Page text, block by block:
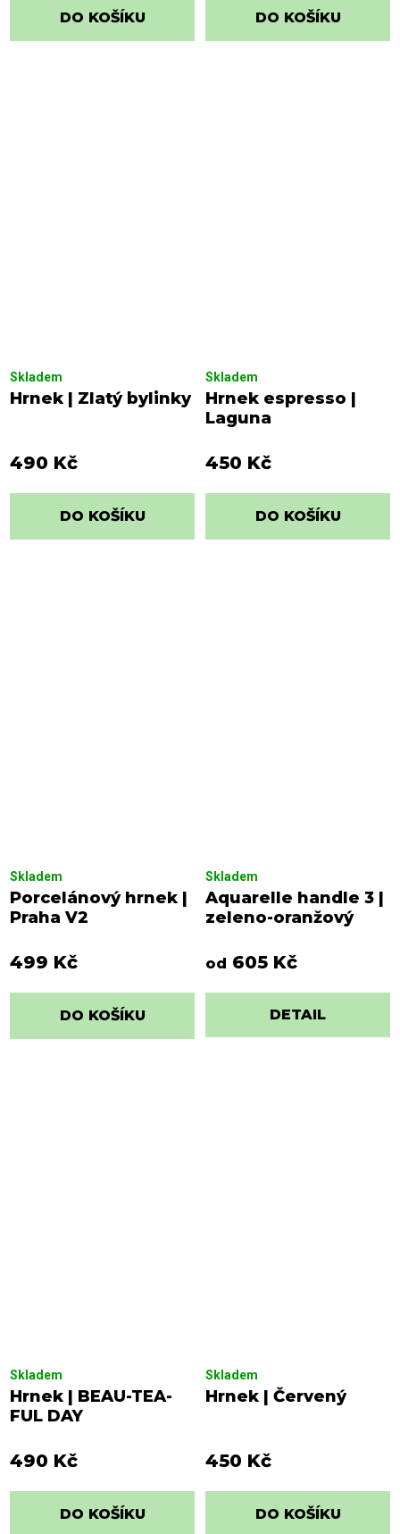
DO KOŠÍKU DO KOŠÍKU
Hrnek | Zlatý bylinky
Skladem
490 Kč
DO KOŠÍKU
Hrnek espresso |
Laguna
Skladem
450 Kč
DO KOŠÍKU
Porcelánový hrnek |
Praha V2
Skladem
499 Kč
DO KOŠÍKU
Aquarelle handle 3 |
zeleno-oranžový
Skladem
od 605 Kč
DETAIL
Hrnek | BEAU-TEA-
FUL DAY
Skladem
490 Kč
DO KOŠÍKU
Hrnek | Červený
Skladem
450 Kč
DO KOŠÍKU